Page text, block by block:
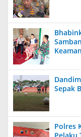
Sepak
Polres